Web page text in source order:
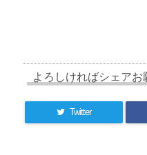
よろしければシェアお
Twitter